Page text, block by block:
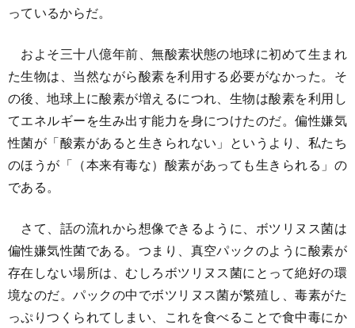
っているからだ。
およそ三十八億年前、無酸素状態の地球に初めて生まれ
た生物は、当然ながら酸素を利用する必要がなかった。そ
の後、地球上に酸素が増えるにつれ、生物は酸素を利用し
てエネルギーを生み出す能力を身につけたのだ。偏性嫌気
性菌が「酸素があると生きられない」というより、私たち
のほうが「（本来有毒な）酸素があっても生きられる」の
である。
さて、話の流れから想像できるように、ボツリヌス菌は
偏性嫌気性菌である。つまり、真空パックのように酸素が
存在しない場所は、むしろボツリヌス菌にとって絶好の環
境なのだ。パックの中でボツリヌス菌が繁殖し、毒素がた
っぷりつくられてしまい、これを食べることで食中毒にか